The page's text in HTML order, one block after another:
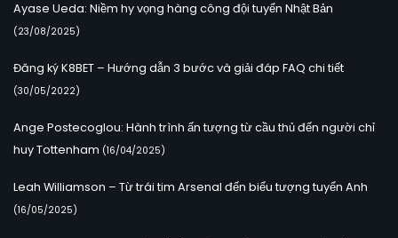
Ayase Ueda: Niềm hy vọng hàng công đội tuyển Nhật Bản
(23/08/2025)
Đăng ký K8BET – Hướng dẫn 3 bước và giải đáp FAQ chi tiết
(30/05/2022)
Ange Postecoglou: Hành trình ấn tượng từ cầu thủ đến người chỉ
huy Tottenham (16/04/2025)
Leah Williamson – Từ trái tim Arsenal đến biểu tượng tuyển Anh
(16/05/2025)